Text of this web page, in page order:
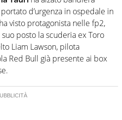
d’urgenza in ospedale in
visto protagonista nelle fp2,
posto la scuderia ex Toro
Liam Lawson, pilota
Red Bull già presente ai box